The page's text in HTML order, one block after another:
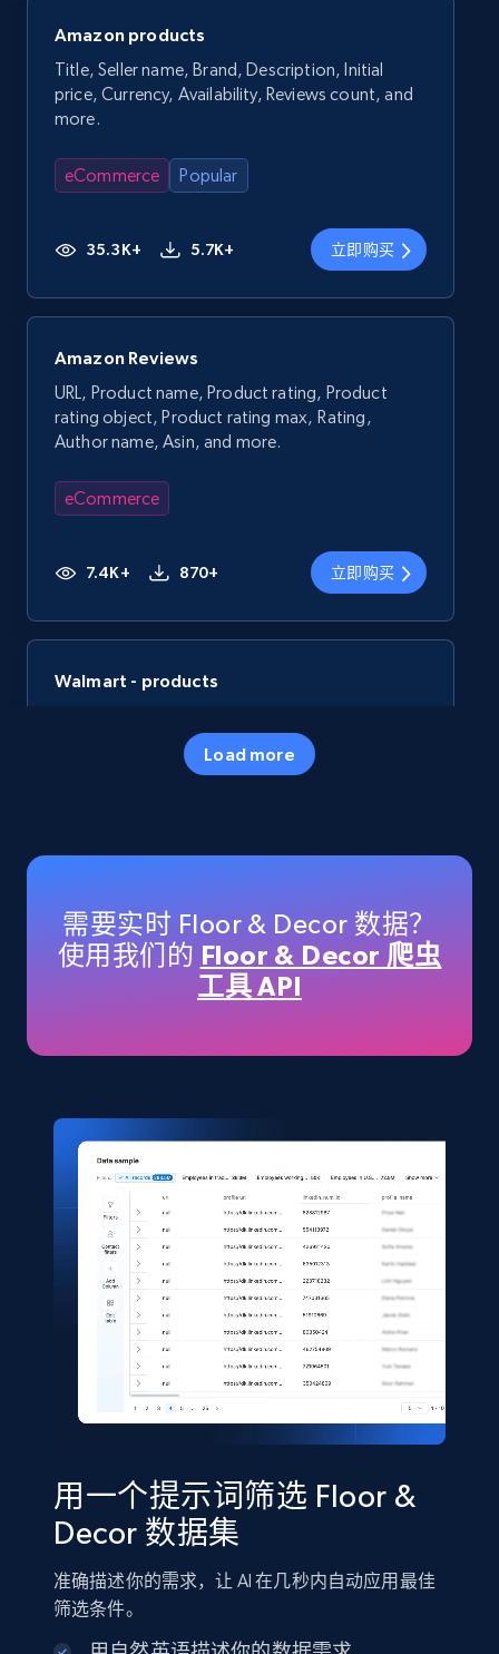
Amazon products
Title, Seller name, Brand, Description, Initial
price, Currency, Availability, Reviews count, and
more.
eCommerce Popular
35.3K+ 5.7K+ 立即购买
Amazon Reviews
URL, Product name, Product rating, Product
rating object, Product rating max, Rating,
Author name, Asin, and more.
eCommerce
7.4K+ 870+ 立即购买
Walmart - products
Specifications, Image urls, Top reviews, and
price, Final price, Discount percent, and more.
eCommerce
5.4K+ 立即购买
Shein- Products
Product name, Description, Initial price, Final
price, Currency, In stock, Color, Size, and more.
eCommerce
2.8K+ 388+ 立即购买
Amazon sellers info
Seller id, URL, Seller name, Description, Detailed
Load more
需要实时 Floor & Decor 数据？
使用我们的 Floor & Decor 爬虫
工具 API
用一个提示词筛选 Floor &
Decor 数据集
准确描述你的需求，让 AI 在几秒内自动应用最佳
筛选条件。